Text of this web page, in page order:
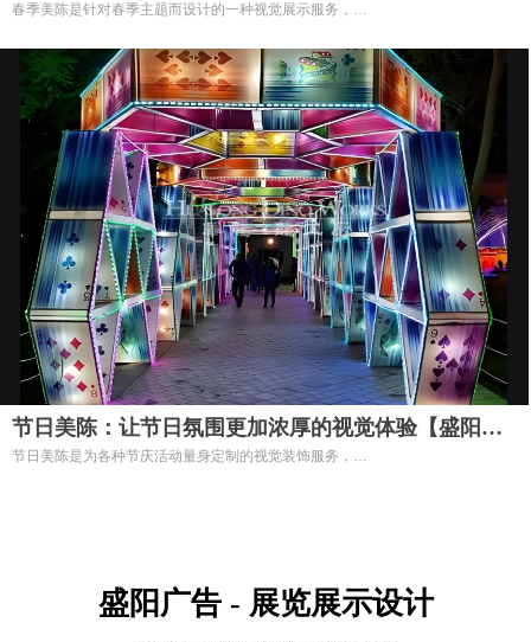
春季美陈是针对春季主题而设计的一种视觉展示服务，
随着春天的到来，万物复苏，春季美陈不仅能吸引顾客目光，更能营造愉悦的购
物氛围。
节日美陈：让节日氛围更加浓厚的视觉体验【盛阳美
陈】
节日美陈是为各种节庆活动量身定制的视觉装饰服务，
盛阳广告 - 展览展示设计